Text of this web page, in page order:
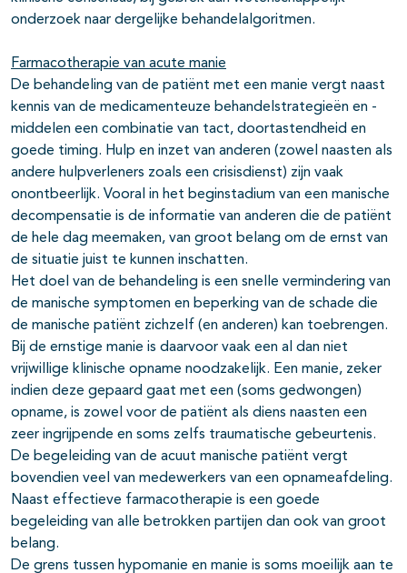
onderzoek naar dergelijke behandelalgoritmen.
Farmacotherapie van acute manie
De behandeling van de patiënt met een manie vergt naast
kennis van de medicamenteuze behandelstrategieën en -
middelen een combinatie van tact, doortastendheid en
goede timing. Hulp en inzet van anderen (zowel naasten als
andere hulpverleners zoals een crisisdienst) zijn vaak
onontbeerlijk. Vooral in het beginstadium van een manische
decompensatie is de informatie van anderen die de patiënt
de hele dag meemaken, van groot belang om de ernst van
de situatie juist te kunnen inschatten.
Het doel van de behandeling is een snelle vermindering van
de manische symptomen en beperking van de schade die
de manische patiënt zichzelf (en anderen) kan toebrengen.
Bij de ernstige manie is daarvoor vaak een al dan niet
vrijwillige klinische opname noodzakelijk. Een manie, zeker
indien deze gepaard gaat met een (soms gedwongen)
opname, is zowel voor de patiënt als diens naasten een
zeer ingrijpende en soms zelfs traumatische gebeurtenis.
De begeleiding van de acuut manische patiënt vergt
bovendien veel van medewerkers van een opnameafdeling.
Naast effectieve farmacotherapie is een goede
begeleiding van alle betrokken partijen dan ook van groot
belang.
De grens tussen hypomanie en manie is soms moeilijk aan te